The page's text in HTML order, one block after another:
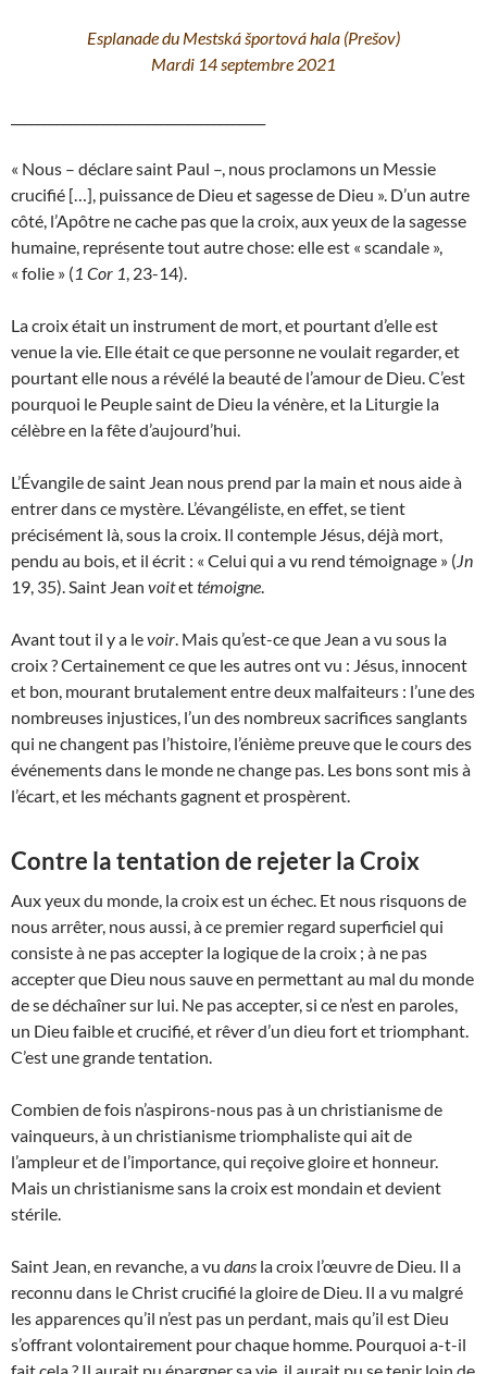
Esplanade du Mestská športová hala (Prešov)
Mardi 14 septembre 2021
« Nous – déclare saint Paul –, nous proclamons un Messie
crucifié […], puissance de Dieu et sagesse de Dieu ». D’un autre
côté, l’Apôtre ne cache pas que la croix, aux yeux de la sagesse
humaine, représente tout autre chose: elle est « scandale »,
« folie » (1 Cor 1, 23-14).
La croix était un instrument de mort, et pourtant d’elle est
venue la vie. Elle était ce que personne ne voulait regarder, et
pourtant elle nous a révélé la beauté de l’amour de Dieu. C’est
pourquoi le Peuple saint de Dieu la vénère, et la Liturgie la
célèbre en la fête d’aujourd’hui.
L’Évangile de saint Jean nous prend par la main et nous aide à
entrer dans ce mystère. L’évangéliste, en effet, se tient
précisément là, sous la croix. Il contemple Jésus, déjà mort,
pendu au bois, et il écrit : « Celui qui a vu rend témoignage » (Jn
19, 35). Saint Jean voitettémoigne.
Avant tout il y a levoir. Mais qu’est-ce que Jean a vu sous la
croix ? Certainement ce que les autres ont vu : Jésus, innocent
et bon, mourant brutalement entre deux malfaiteurs : l’une des
nombreuses injustices, l’un des nombreux sacrifices sanglants
qui ne changent pas l’histoire, l’énième preuve que le cours des
événements dans le monde ne change pas. Les bons sont mis à
l’écart, et les méchants gagnent et prospèrent.
Contre la tentation de rejeter la Croix
Aux yeux du monde, la croix est un échec. Et nous risquons de
nous arrêter, nous aussi, à ce premier regard superficiel qui
consiste à ne pas accepter la logique de la croix ; à ne pas
accepter que Dieu nous sauve en permettant au mal du monde
de se déchaîner sur lui. Ne pas accepter, si ce n’est en paroles,
un Dieu faible et crucifié, et rêver d’un dieu fort et triomphant.
C’est une grande tentation.
Combien de fois n’aspirons-nous pas à un christianisme de
vainqueurs, à un christianisme triomphaliste qui ait de
l’ampleur et de l’importance, qui reçoive gloire et honneur.
Mais un christianisme sans la croix est mondain et devient
stérile.
Saint Jean, en revanche, a vu dans la croix l’œuvre de Dieu. Il a
reconnu dans le Christ crucifié la gloire de Dieu. Il a vu malgré
les apparences qu’il n’est pas un perdant, mais qu’il est Dieu
s’offrant volontairement pour chaque homme. Pourquoi a-t-il